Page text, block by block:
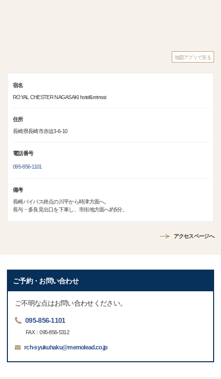
地図アプリで見る
宿名
ROYAL CHESTER NAGASAKI hotel&retreat
住所
長崎県長崎市赤迫3-6-10
電話番号
095-856-1101
備考
長崎バイパス終点の川平から時津方面へ。
長与・多良見出口を下車し、市街地方面へ約5分。
アクセスページへ
ご予約・お問い合わせ
ご不明な点はお問い合わせください。
095-856-1101
FAX：095-856-5312
rch-syukuhaku@memolead.co.jp